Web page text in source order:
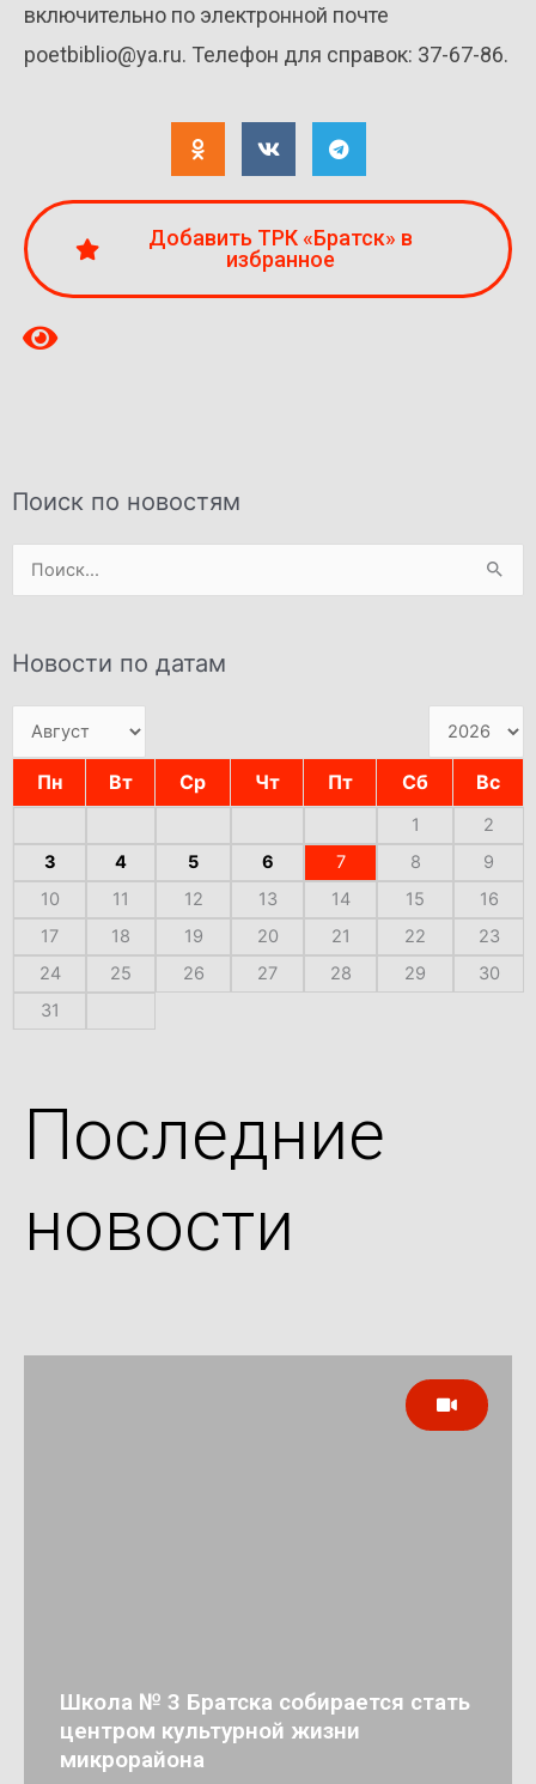
включительно по электронной почте
poetbiblio@ya.ru. Телефон для справок: 37-67-86.
Добавить ТРК «Братск» в
избранное
Поиск по новостям
Поиск:
Новости по датам
Пн Вт Ср Чт Пт Сб Вс
1
2
3
4 5 6 7 8
9
10
11 12 13 14 15
16
17
18 19 20 21 22
23
24
25 26 27 28 29
30
31
Последние
новости
Школа № 3 Братска собирается стать
центром культурной жизни
микрорайона